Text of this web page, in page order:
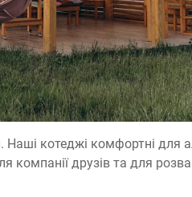
котеджі комфортні для
компанії друзів та для